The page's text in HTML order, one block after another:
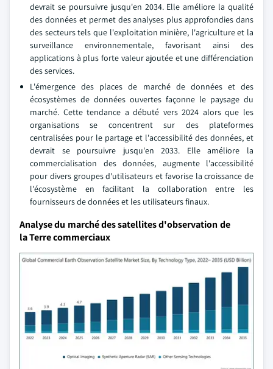
devrait se poursuivre jusqu'en 2034. Elle améliore la qualité
des données et permet des analyses plus approfondies dans
des secteurs tels que l'exploitation minière, l'agriculture et la
surveillance environnementale, favorisant ainsi des
applications à plus forte valeur ajoutée et une différenciation
des services.
L'émergence des places de marché de données et des
écosystèmes de données ouvertes façonne le paysage du
marché. Cette tendance a débuté vers 2024 alors que les
organisations se concentrent sur des plateformes
centralisées pour le partage et l'accessibilité des données, et
devrait se poursuivre jusqu'en 2033. Elle améliore la
commercialisation des données, augmente l'accessibilité
pour divers groupes d'utilisateurs et favorise la croissance de
l'écosystème en facilitant la collaboration entre les
fournisseurs de données et les utilisateurs finaux.
Analyse du marché des satellites d'observation de
la Terre commerciaux